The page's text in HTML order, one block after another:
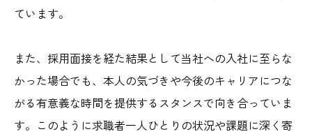
ています。
また、採用面接を経た結果として当社への入社に至らな
かった場合でも、本人の気づきや今後のキャリアにつな
がる有意義な時間を提供するスタンスで向き合っていま
す。このように求職者一人ひとりの状況や課題に深く寄